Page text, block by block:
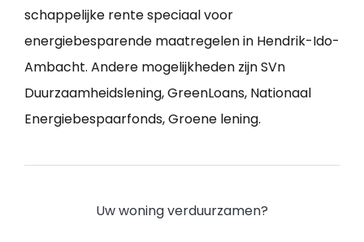
schappelijke rente speciaal voor
energiebesparende maatregelen in Hendrik-Ido-
Ambacht. Andere mogelijkheden zijn SVn
Duurzaamheidslening, GreenLoans, Nationaal
Energiebespaarfonds, Groene lening.
Uw woning verduurzamen?